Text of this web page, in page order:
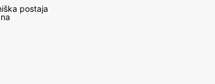
postaja